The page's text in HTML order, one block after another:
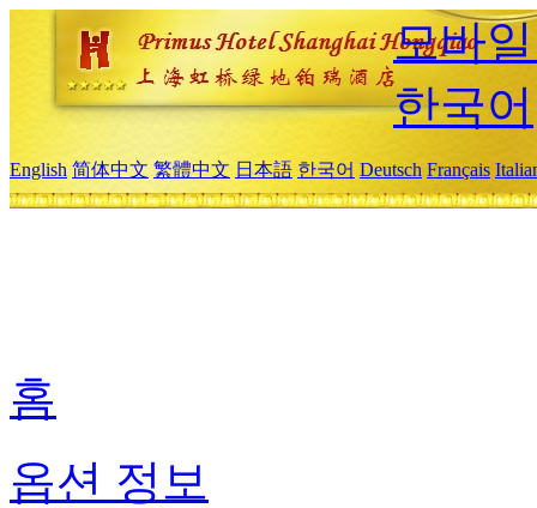
모바
한국어
English 简体中文 繁體中文 日本語 한국어 Deutsch Français
홈
옵션 정보